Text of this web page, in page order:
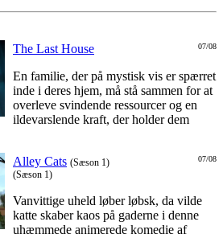
07/08
The Last House
En familie, der på mystisk vis er spærret
inde i deres hjem, må stå sammen for at
overleve svindende ressourcer og en
ildevarslende kraft, der holder dem
07/08
Alley Cats (Sæson 1)
(Sæson 1)
Vanvittige uheld løber løbsk, da vilde
katte skaber kaos på gaderne i denne
uhæmmede animerede komedie af